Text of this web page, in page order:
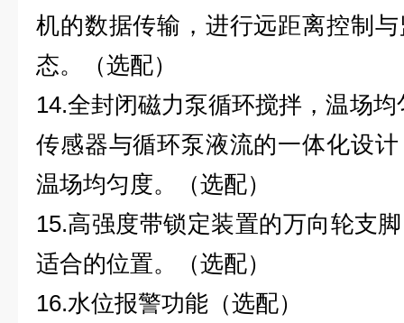
机的数据传输，进行远距离控制
态。（选配）
14.全封闭磁力泵循环搅拌，温场
传感器与循环泵液流的一体化设
温场均匀度。（选配）
15.高强度带锁定装置的万向轮支
适合的位置。（选配）
16.水位报警功能（选配）